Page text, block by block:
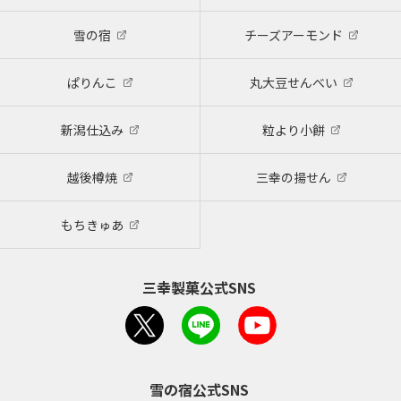
雪の宿 チーズアーモンド
ぱりんこ 丸大豆せんべい
新潟仕込み 粒より小餅
越後樽焼 三幸の揚せん
もちきゅあ
三幸製菓公式SNS
雪の宿公式SNS